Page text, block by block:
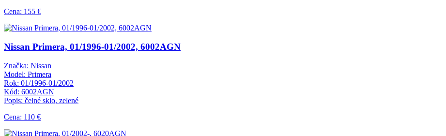
Cena: 155 €
Nissan Primera, 01/1996-01/2002, 6002AGN
Značka: Nissan
Model: Primera
Rok: 01/1996-01/2002
Kód: 6002AGN
Popis: čelné sklo, zelené
Cena: 110 €